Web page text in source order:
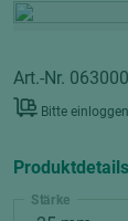
Art.-Nr.
Bitte
Produktdetails
Stärke